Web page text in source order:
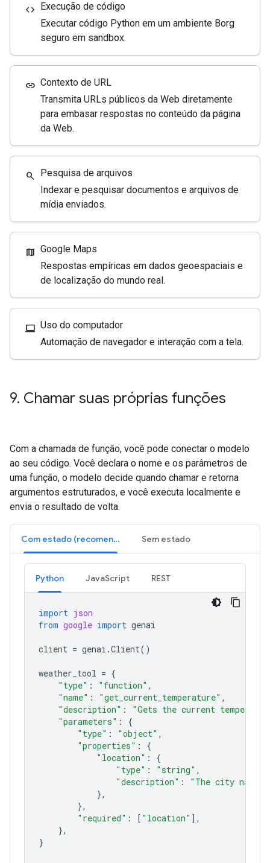
code Execução de código
Executar código Python em um ambiente Borg
seguro em sandbox.
link Contexto de URL
Transmita URLs públicos da Web diretamente
para embasar respostas no conteúdo da página
da Web.
search Pesquisa de arquivos
Indexar e pesquisar documentos e arquivos de
mídia enviados.
map Google Maps
Respostas empíricas em dados geoespaciais e
de localização do mundo real.
computer Uso do computador
Automação de navegador e interação com a tela.
9. Chamar suas próprias funções
Com a chamada de função, você pode conectar o modelo
ao seu código. Você declara o nome e os parâmetros de
uma função, o modelo decide quando chamar e retorna
argumentos estruturados, e você executa localmente e
envia o resultado de volta.
Com estado (recomendado) Sem estado
Python JavaScript REST
import json
from google import genai
client = genai .Client()
weather_tool = {
"type" : "function" ,
"name" : "get_current_temperature" ,
"description" :
"Gets the current
"parameters" :
{
"type" : "object" ,
"properties" :
{
"location" :
{
"type" : "string" ,
"description" :
"The city name,
},
},
"required" : [ "location" ],
},
}